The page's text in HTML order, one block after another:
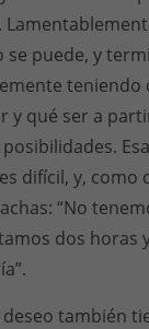
se puede, y
teniendo
y qué ser a
difícil, y, como
“No
dos horas
deseo también